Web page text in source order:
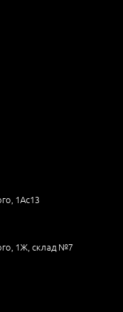
1Аc13
1Ж, склад №7